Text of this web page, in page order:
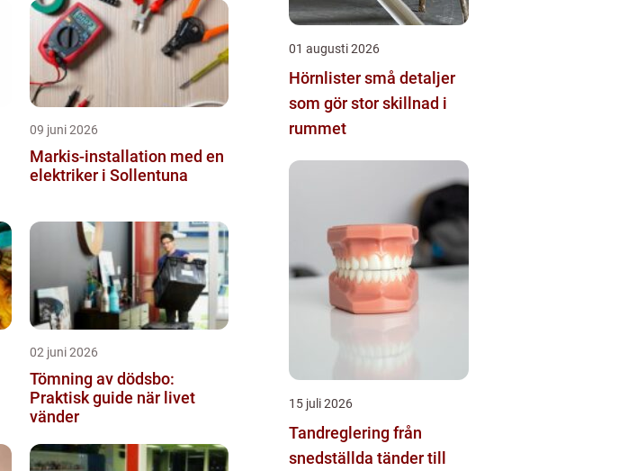
09 juni 2026
Markis-installation med en
elektriker i Sollentuna
02 juni 2026
Tömning av dödsbo:
Praktisk guide när livet
vänder
01 augusti 2026
Hörnlister små detaljer
som gör stor skillnad i
rummet
15 juli 2026
Tandreglering från
snedställda tänder till